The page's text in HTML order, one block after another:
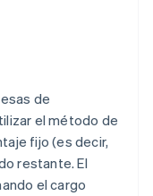
de
el método de
fijo (es decir,
restante. El
el cargo